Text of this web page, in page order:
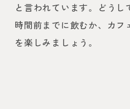
と言われています。どうし
時間前までに飲むか、カフ
を楽しみましょう。